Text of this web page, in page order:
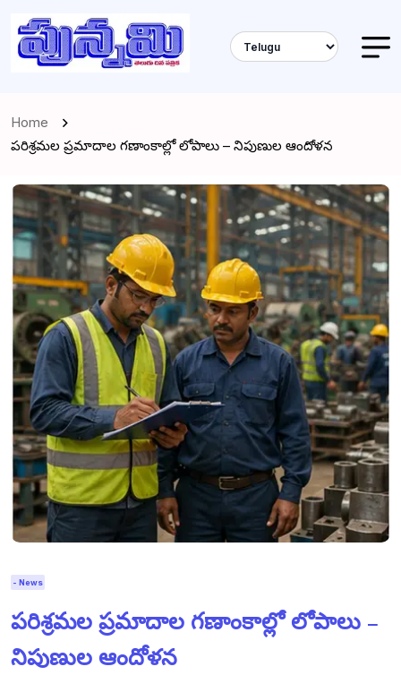
Home
పరిశ్రమల ప్రమాదాల గణాంకాల్లో లోపాలు – నిపుణుల ఆందోళన
- News
పరిశ్రమల ప్రమాదాల గణాంకాల్లో లోపాలు –
నిపుణుల ఆందోళన